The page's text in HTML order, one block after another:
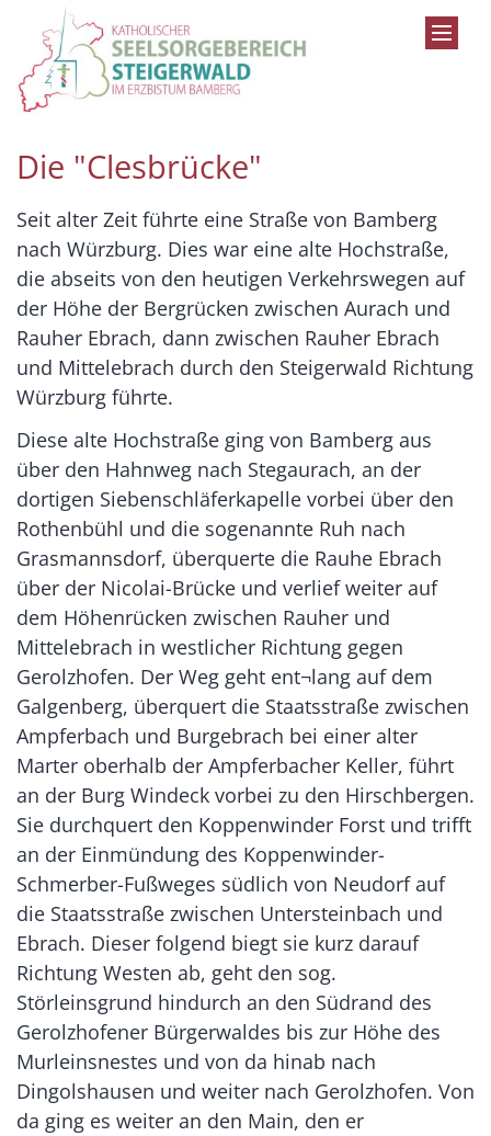
Zum Inhalt springen
Die "Clesbrücke"
Seit alter Zeit führte eine Straße von Bamberg
nach Würzburg. Dies war eine alte Hochstraße,
die abseits von den heutigen Verkehrswegen auf
der Höhe der Bergrücken zwischen Aurach und
Rauher Ebrach, dann zwischen Rauher Ebrach
und Mittelebrach durch den Steigerwald Richtung
Würzburg führte.
Diese alte Hochstraße ging von Bamberg aus
über den Hahnweg nach Stegaurach, an der
dortigen Siebenschläferkapelle vorbei über den
Rothenbühl und die sogenannte Ruh nach
Grasmannsdorf, überquerte die Rauhe Ebrach
über der Nicolai-Brücke und verlief weiter auf
dem Höhenrücken zwischen Rauher und
Mittelebrach in westlicher Richtung gegen
Gerolzhofen. Der Weg geht ent¬lang auf dem
Galgenberg, überquert die Staatsstraße zwischen
Ampferbach und Burgebrach bei einer alter
Marter oberhalb der Ampferbacher Keller, führt
an der Burg Windeck vorbei zu den Hirschbergen.
Sie durchquert den Koppenwinder Forst und trifft
an der Einmündung des Koppenwinder-
Schmerber-Fußweges südlich von Neudorf auf
die Staatsstraße zwischen Untersteinbach und
Ebrach. Dieser folgend biegt sie kurz darauf
Richtung Westen ab, geht den sog.
Störleinsgrund hindurch an den Südrand des
Gerolzhofener Bürgerwaldes bis zur Höhe des
Murleinsnestes und von da hinab nach
Dingolshausen und weiter nach Gerolzhofen. Von
da ging es weiter an den Main, den er